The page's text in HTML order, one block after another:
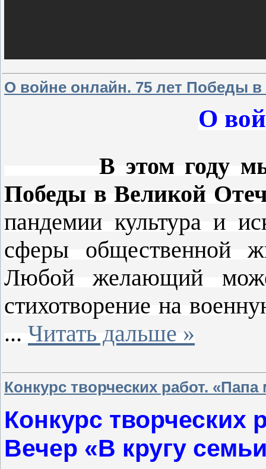
О войне онлайн. 75 лет Победы
О
В этом году мы
Победы в Великой
пандемии культура и
сферы общественной
Любой желающий
стихотворение на
... Читать дальше »
Конкурс творческих работ.
Конкурс
Вечер «В кругу